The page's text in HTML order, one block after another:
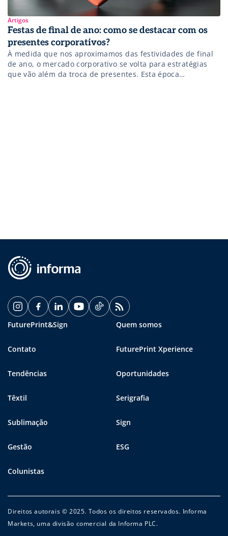
Artigos
Festas de final de ano: como se destacar com os
presentes corporativos?
À medida que nos aproximamos das festividades de final
de ano, o mercado corporativo se volta para estratégias
que vão além da troca de presentes. Esta época
FuturePrint&Sign Quem somos
Contato FuturePrint Xperience
Tendências Oportunidades
Têxtil Serigrafia
Sublimação Sign
Gestão ESG
Colunistas
Direitos autorais © 2025. Todos os direitos reservados. Informa
Markets, uma divisão comercial da Informa PLC.